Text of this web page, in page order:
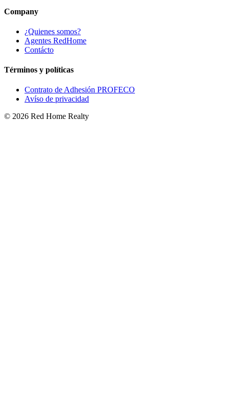
Company
¿Quienes somos?
Agentes RedHome
Contácto
Términos y políticas
Contrato de Adhesión PROFECO
Avíso de privacidad
© 2026 Red Home Realty